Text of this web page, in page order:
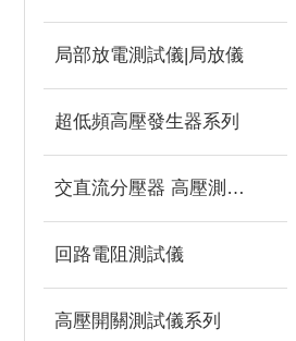
局部放電測試儀|局放儀
超低頻高壓發生器系列
交直流分壓器 高壓測量儀
回路電阻測試儀
高壓開關測試儀系列